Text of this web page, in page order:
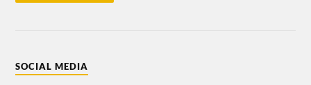
SOCIAL MEDIA